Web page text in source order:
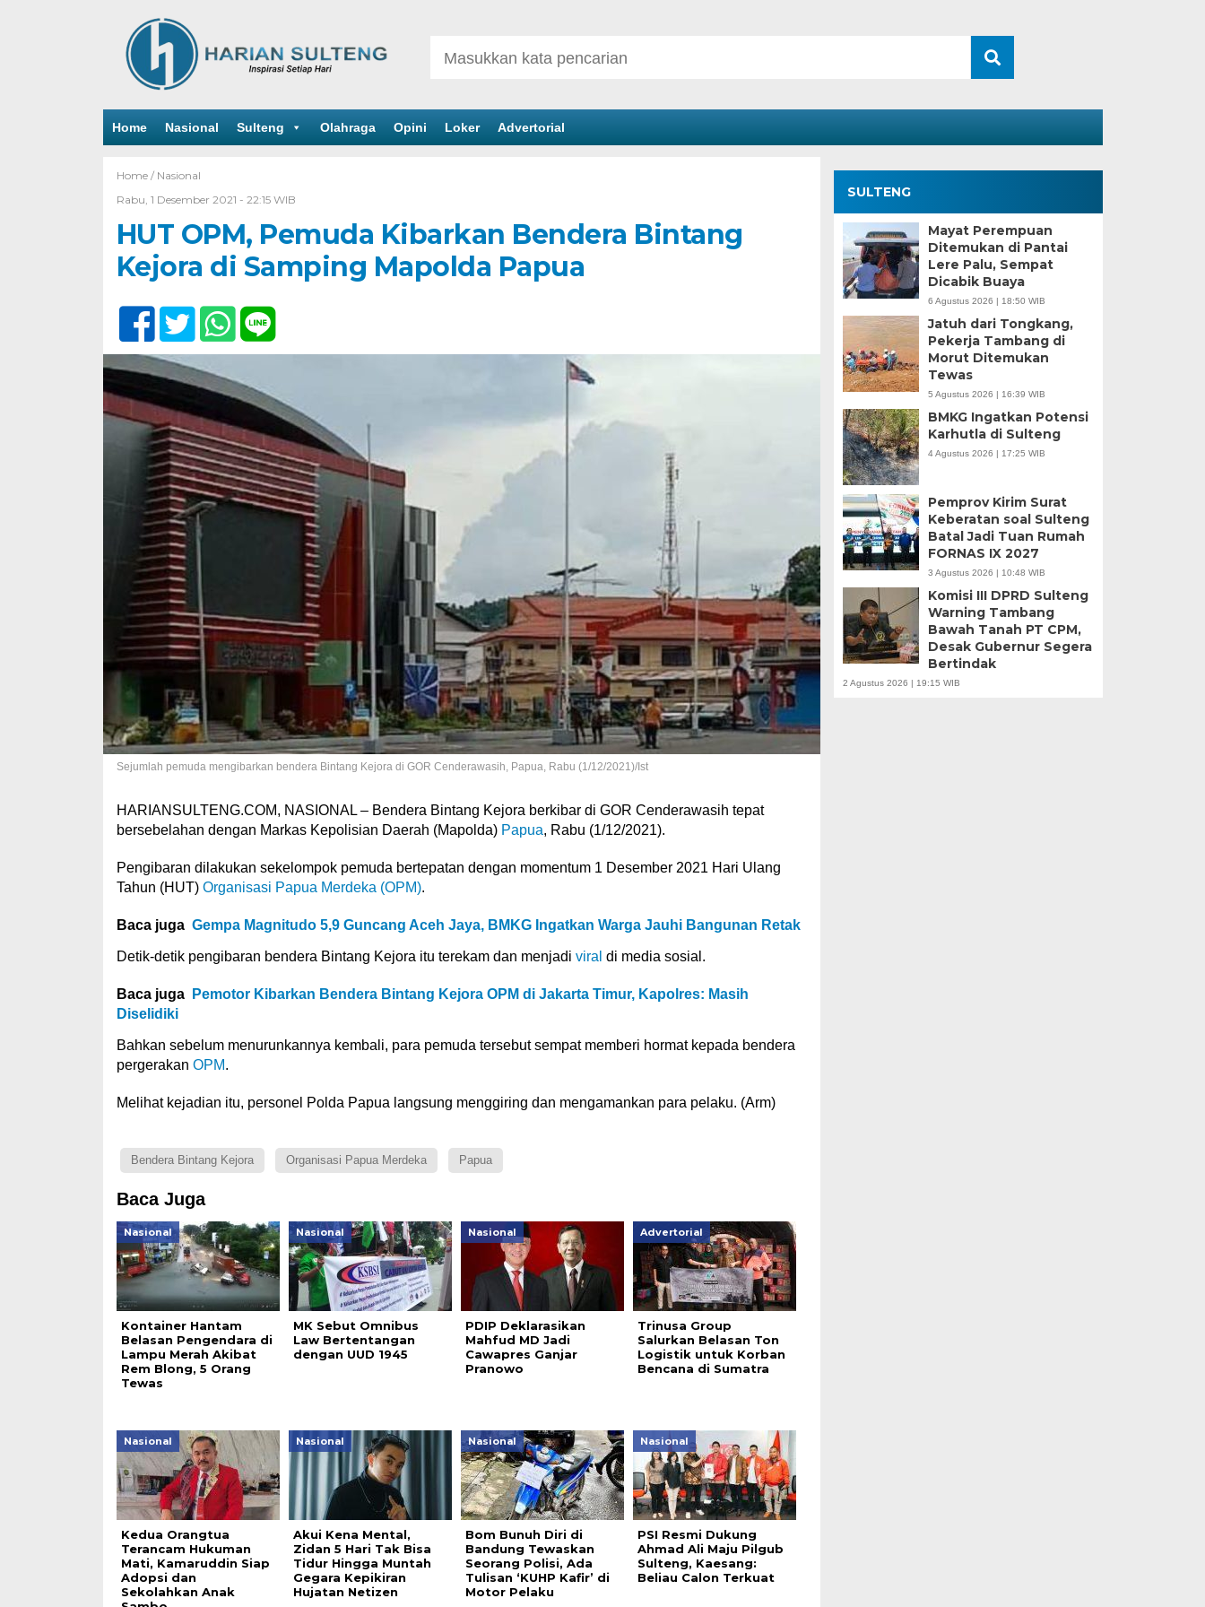
Home Nasional Sulteng Olahraga Opini Loker Advertorial
Home / Nasional
Rabu, 1 Desember 2021 - 22:15 WIB
HUT OPM, Pemuda Kibarkan Bendera Bintang
Kejora di Samping Mapolda Papua
Sejumlah pemuda mengibarkan bendera Bintang Kejora di GOR Cenderawasih, Papua, Rabu (1/12/2021)/Ist
HARIANSULTENG.COM, NASIONAL – Bendera Bintang Kejora berkibar di GOR Cenderawasih tepat
bersebelahan dengan Markas Kepolisian Daerah (Mapolda) Papua, Rabu (1/12/2021).
Pengibaran dilakukan sekelompok pemuda bertepatan dengan momentum 1 Desember 2021 Hari Ulang
Tahun (HUT) Organisasi Papua Merdeka (OPM).
Baca juga Gempa Magnitudo 5,9 Guncang Aceh Jaya, BMKG Ingatkan Warga Jauhi Bangunan Retak
Detik-detik pengibaran bendera Bintang Kejora itu terekam dan menjadi viral di media sosial.
Baca juga
Pemotor Kibarkan Bendera Bintang Kejora OPM di Jakarta Timur, Kapolres: Masih
Diselidiki
Bahkan sebelum menurunkannya kembali, para pemuda tersebut sempat memberi hormat kepada bendera
pergerakan OPM.
Melihat kejadian itu, personel Polda Papua langsung menggiring dan mengamankan para pelaku. (Arm)
Bendera Bintang Kejora Organisasi Papua Merdeka Papua
Baca Juga
Nasional
Kontainer Hantam
Belasan Pengendara di
Lampu Merah Akibat
Rem Blong, 5 Orang
Tewas
Nasional
MK Sebut Omnibus
Law Bertentangan
dengan UUD 1945
Nasional
PDIP Deklarasikan
Mahfud MD Jadi
Cawapres Ganjar
Pranowo
Advertorial
Trinusa Group
Salurkan Belasan Ton
Logistik untuk Korban
Bencana di Sumatra
Nasional
Kedua Orangtua
Terancam Hukuman
Mati, Kamaruddin Siap
Adopsi dan
Sekolahkan Anak
Nasional
Akui Kena Mental,
Zidan 5 Hari Tak Bisa
Tidur Hingga Muntah
Gegara Kepikiran
Hujatan Netizen
Nasional
Bom Bunuh Diri di
Bandung Tewaskan
Seorang Polisi, Ada
Tulisan ‘KUHP Kafir’ di
Motor Pelaku
Nasional
PSI Resmi Dukung
Ahmad Ali Maju Pilgub
Sulteng, Kaesang:
Beliau Calon Terkuat
SULTENG
Mayat Perempuan
Ditemukan di Pantai
Lere Palu, Sempat
Dicabik Buaya
6 Agustus 2026 | 18:50 WIB
Jatuh dari Tongkang,
Pekerja Tambang di
Morut Ditemukan
Tewas
5 Agustus 2026 | 16:39 WIB
BMKG Ingatkan Potensi
Karhutla di Sulteng
4 Agustus 2026 | 17:25 WIB
Pemprov Kirim Surat
Keberatan soal Sulteng
Batal Jadi Tuan Rumah
FORNAS IX 2027
3 Agustus 2026 | 10:48 WIB
Komisi III DPRD Sulteng
Warning Tambang
Bawah Tanah PT CPM,
Desak Gubernur Segera
Bertindak
2 Agustus 2026 | 19:15 WIB